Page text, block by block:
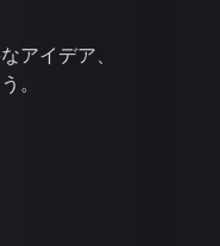
アイデア、
。